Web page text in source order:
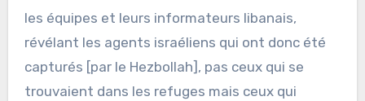
les équipes et leurs informateurs libanais,
révélant les agents israéliens qui ont donc été
capturés [par le Hezbollah], pas ceux qui se
trouvaient dans les refuges mais ceux qui